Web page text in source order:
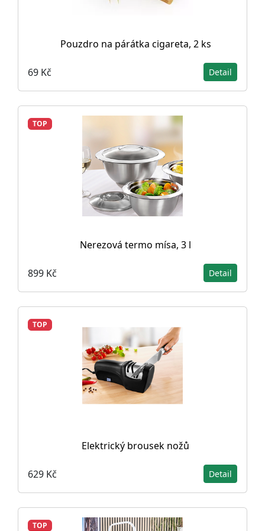
Pouzdro na párátka cigareta, 2 ks
69 Kč Detail
TOP
Nerezová termo mísa, 3 l
899 Kč Detail
TOP
Elektrický brousek nožů
629 Kč Detail
TOP